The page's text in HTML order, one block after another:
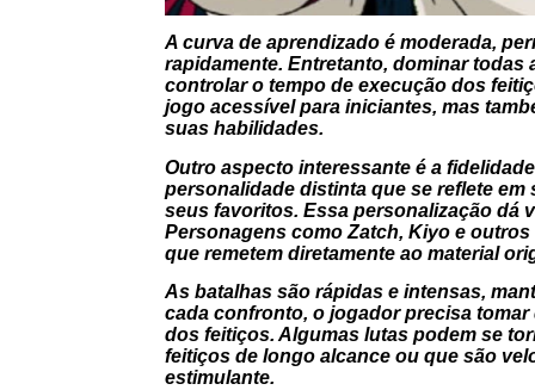
A curva de aprendizado é moderada,
rapidamente. Entretanto, dominar
controlar o tempo de execução dos
jogo acessível para iniciantes, mas
suas habilidades.
Outro aspecto interessante é a
personalidade distinta que se reflete
seus favoritos. Essa personalização dá
Personagens como Zatch, Kiyo e
que remetem diretamente ao material
As batalhas são rápidas e intensas,
cada confronto, o jogador precisa
dos feitiços. Algumas lutas podem se
feitiços de longo alcance ou que são
estimulante.